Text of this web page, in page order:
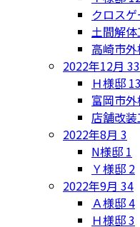
クロス
土間解
高崎市
2022年12月 33
Ｈ様邸 13
富岡市
店舗改
2022年8月 3
N様邸 1
Ｙ様邸 2
2022年9月 34
Ａ様邸4
Ｈ様邸3